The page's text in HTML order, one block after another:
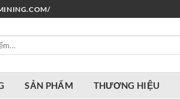
SẢN PHẨM THƯƠNG HIỆU